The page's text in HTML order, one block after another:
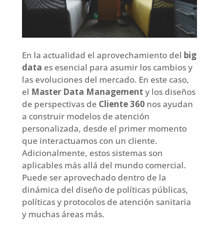
En la actualidad el aprovechamiento del big
data es esencial para asumir los cambios y
las evoluciones del mercado. En este caso,
el Master Data Management y los diseños
de perspectivas de Cliente 360 nos ayudan
a construir modelos de atención
personalizada, desde el primer momento
que interactuamos con un cliente.
Adicionalmente, estos sistemas son
aplicables más allá del mundo comercial.
Puede ser aprovechado dentro de la
dinámica del diseño de políticas públicas,
políticas y protocolos de atención sanitaria
y muchas áreas más.